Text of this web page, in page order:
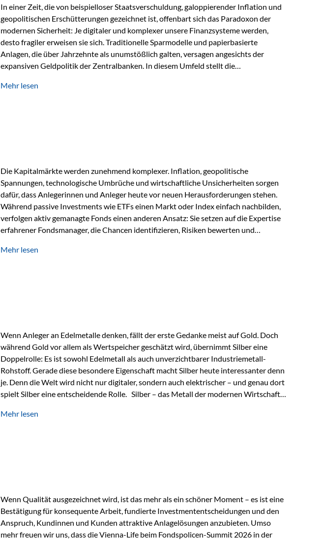
In einer Zeit, die von beispielloser Staatsverschuldung, galoppierender Inflation und
geopolitischen Erschütterungen gezeichnet ist, offenbart sich das Paradoxon der
modernen Sicherheit: Je digitaler und komplexer unsere Finanzsysteme werden,
desto fragiler erweisen sie sich. Traditionelle Sparmodelle und papierbasierte
Anlagen, die über Jahrzehnte als unumstößlich galten, versagen angesichts der
expansiven Geldpolitik der Zentralbanken. In diesem Umfeld stellt die
die modernste und strategisch klügste Antwort auf globale Instabilität. Physische
Mehr lesen
Die Kapitalmärkte werden zunehmend komplexer. Inflation, geopolitische
Spannungen, technologische Umbrüche und wirtschaftliche Unsicherheiten sorgen
dafür, dass Anlegerinnen und Anleger heute vor neuen Herausforderungen stehen.
Während passive Investments wie ETFs einen Markt oder Index einfach nachbilden,
verfolgen aktiv gemanagte Fonds einen anderen Ansatz: Sie setzen auf die Expertise
erfahrener Fondsmanager, die Chancen identifizieren, Risiken bewerten und
geprägt ist, kann diese aktive Herangehensweise einen entscheidenden Mehrwert
Mehr lesen
Wenn Anleger an Edelmetalle denken, fällt der erste Gedanke meist auf Gold. Doch
während Gold vor allem als Wertspeicher geschätzt wird, übernimmt Silber eine
Doppelrolle: Es ist sowohl Edelmetall als auch unverzichtbarer Industriemetall-
Rohstoff. Gerade diese besondere Eigenschaft macht Silber heute interessanter denn
je. Denn die Welt wird nicht nur digitaler, sondern auch elektrischer – und genau dort
spielt Silber eine entscheidende Rolle. Silber – das Metall der modernen Wirtschaft
Eigenschaft macht es für zahlreiche Zukunftstechnologien praktisch unverzichtbar.
Mehr lesen
Wenn Qualität ausgezeichnet wird, ist das mehr als ein schöner Moment – es ist eine
Bestätigung für konsequente Arbeit, fundierte Investmententscheidungen und den
Anspruch, Kundinnen und Kunden attraktive Anlagelösungen anzubieten. Umso
mehr freuen wir uns, dass die Vienna-Life beim Fondspolicen-Summit 2026 in der